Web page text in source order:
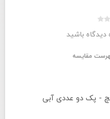
دیدگاه باشید
مقایسه
- پک دو عددی آبی